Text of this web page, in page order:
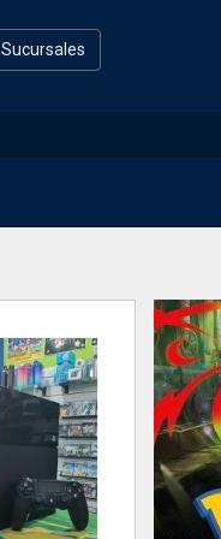
Sucursales